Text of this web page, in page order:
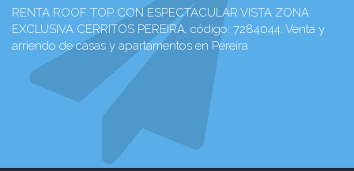
RENTA ROOF TOP CON ESPECTACULAR VISTA ZONA
EXCLUSIVA CERRITOS PEREIRA, código: 7284044. Venta y
arriendo de casas y apartamentos en Pereira